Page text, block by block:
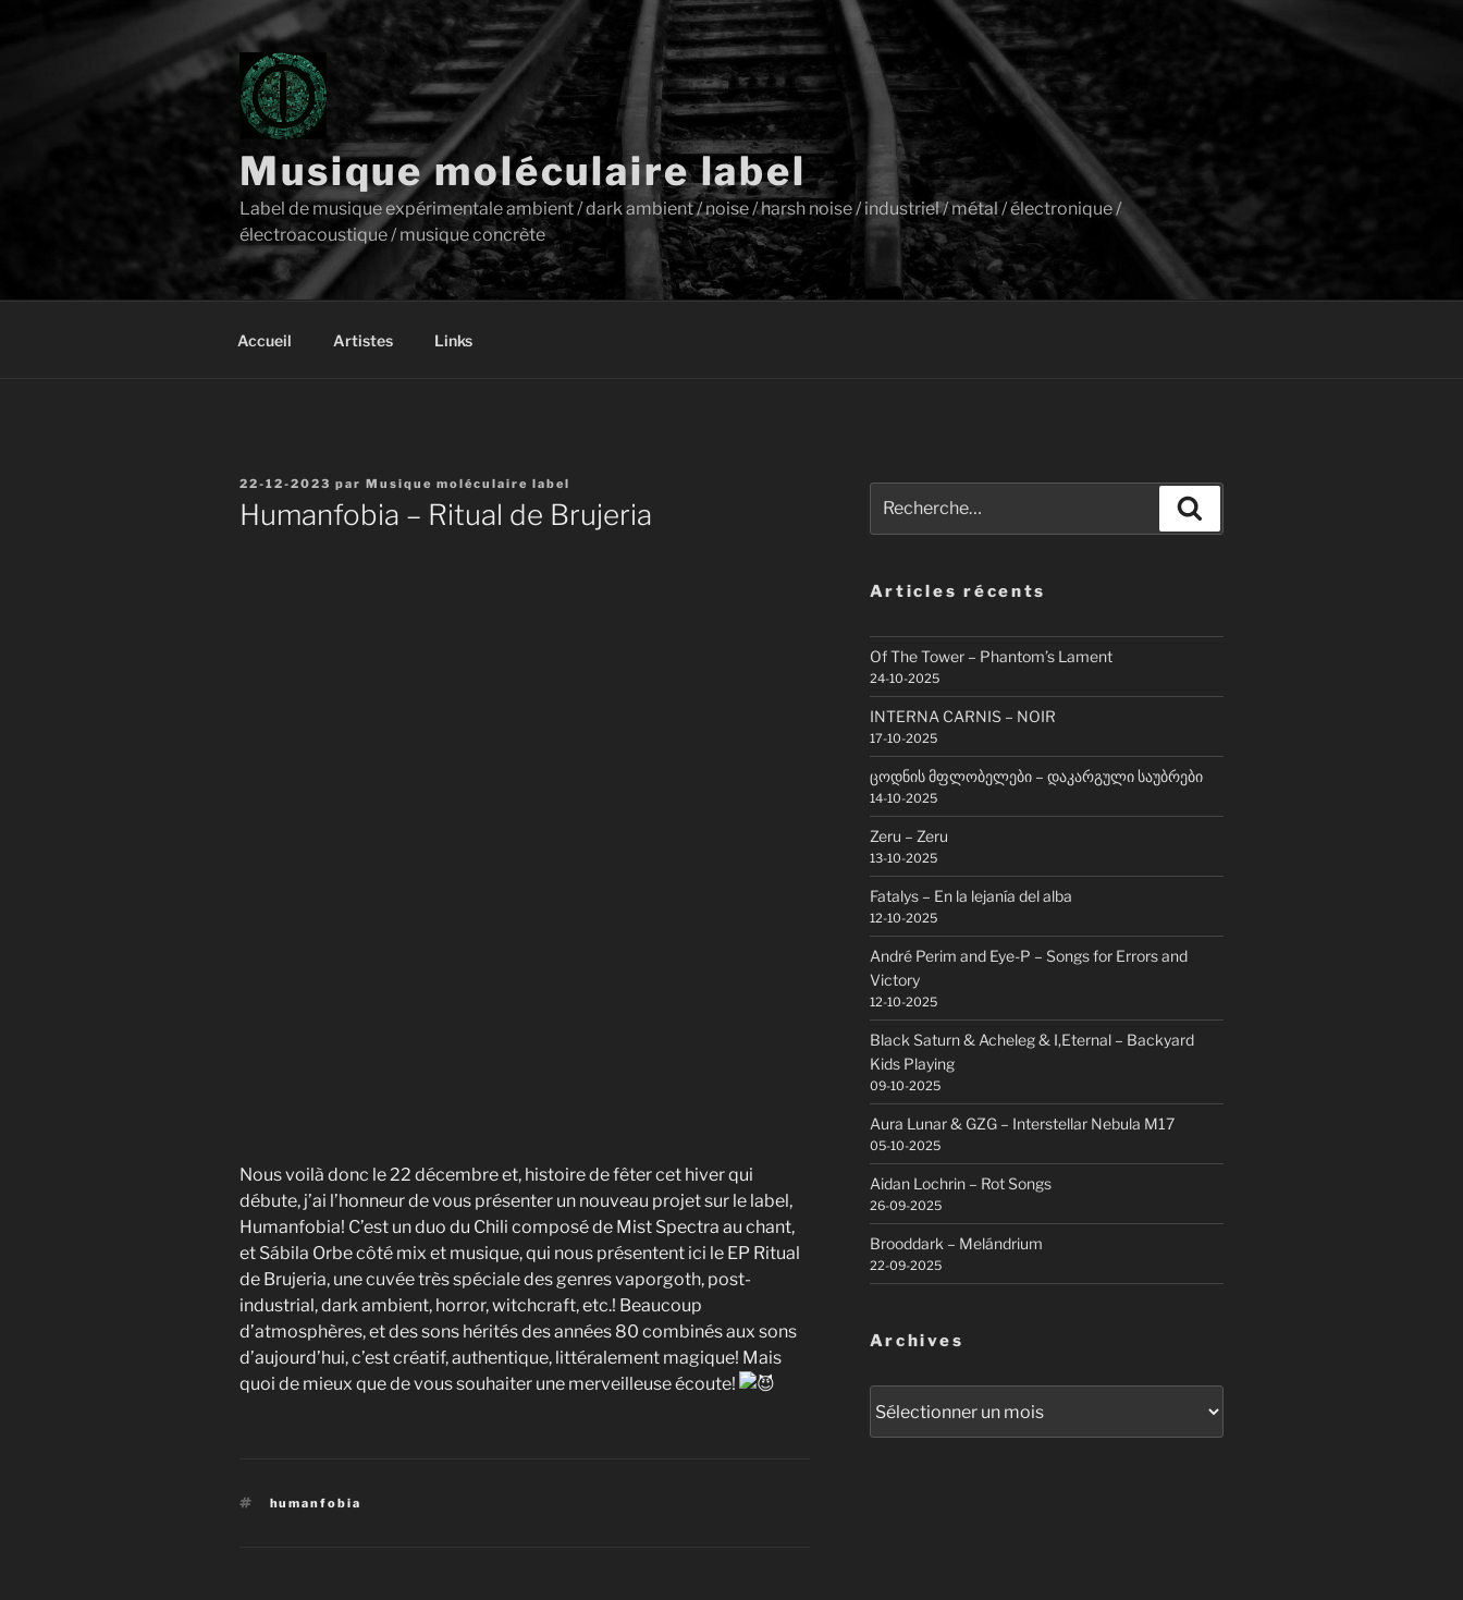
Musique moléculaire label
Label de musique expérimentale ambient / dark ambient / noise / harsh noise / industriel / métal / électronique /
électroacoustique / musique concrète
Accueil Artistes Links
Publié
le
22-12-2023 par Musique moléculaire label
Humanfobia – Ritual de Brujeria
Nous voilà donc le 22 décembre et, histoire de fêter cet hiver qui
débute, j’ai l’honneur de vous présenter un nouveau projet sur le label,
Humanfobia! C’est un duo du Chili composé de Mist Spectra au chant,
et Sábila Orbe côté mix et musique, qui nous présentent ici le EP Ritual
de Brujeria, une cuvée très spéciale des genres vaporgoth, post-
industrial, dark ambient, horror, witchcraft, etc.! Beaucoup
d’atmosphères, et des sons hérités des années 80 combinés aux sons
d’aujourd’hui, c’est créatif, authentique, littéralement magique! Mais
quoi de mieux que de vous souhaiter une merveilleuse écoute!
Étiquettes
humanfobia
pour
:
Articles récents
Of The Tower – Phantom’s Lament
24-10-2025
INTERNA CARNIS – NOIR
17-10-2025
ცოდნის მფლობელები – დაკარგული საუბრები
14-10-2025
Zeru – Zeru
13-10-2025
Fatalys – En la lejanía del alba
12-10-2025
André Perim and Eye-P – Songs for Errors and
Victory
12-10-2025
Black Saturn & Acheleg & I,Eternal – Backyard
Kids Playing
09-10-2025
Aura Lunar & GZG – Interstellar Nebula M17
05-10-2025
Aidan Lochrin – Rot Songs
26-09-2025
Brooddark – Melándrium
22-09-2025
Archives